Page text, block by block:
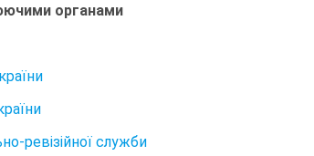
органами
ревізійної служби